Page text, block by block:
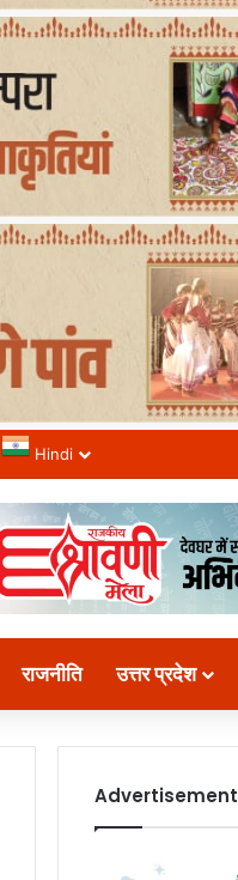
Hindi
राजनीति उत्तर प्रदेश
Advertisement